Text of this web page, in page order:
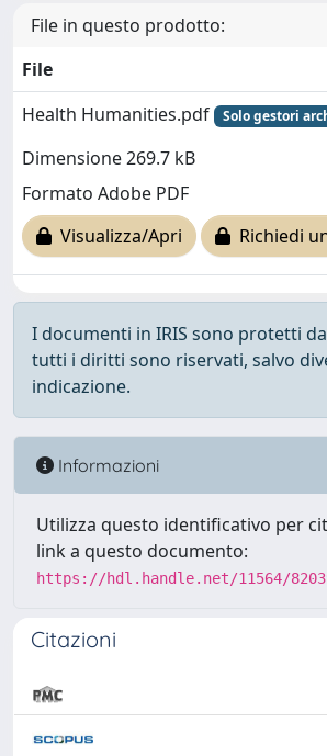
File in questo prodotto:
File
Health Humanities.pdf
Solo gestori
Dimensione 269.7 kB
Formato Adobe PDF
Visualizza/Apri
Richiedi
I documenti in IRIS sono protetti
tutti i diritti sono riservati, salvo
indicazione.
Informazioni
Utilizza questo identificativo per
link a questo documento:
https://hdl.handle.net/11564/
Citazioni